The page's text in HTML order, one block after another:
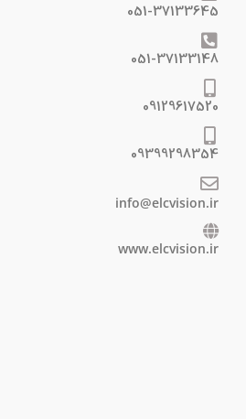
051-37133645
051-37133148
09129617520
09399298354
info@elcvision.ir
www.elcvision.ir